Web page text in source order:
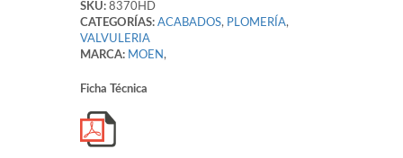
SKU: 8370HD
CATEGORÍAS: ACABADOS, PLOMERÍA,
VALVULERIA
MARCA: MOEN,
Ficha Técnica